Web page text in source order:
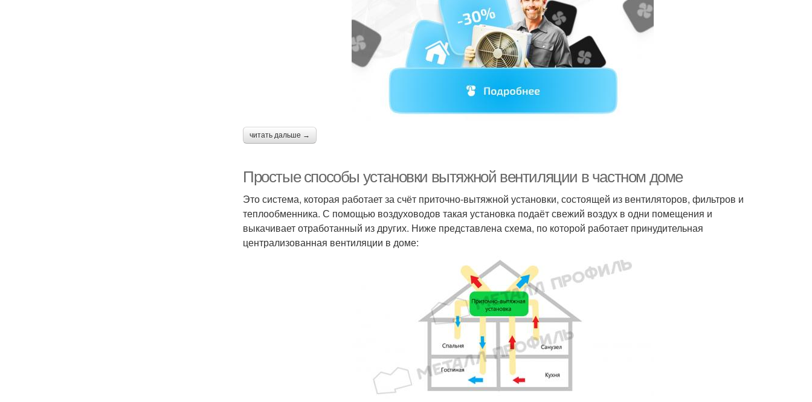
читать дальше →
Простые способы установки вытяжной вентиляции в частном доме
Это система, которая работает за счёт приточно-вытяжной установки, состоящей из вентиляторов, фильтров и
теплообменника. С помощью воздуховодов такая установка подаёт свежий воздух в одни помещения и
выкачивает отработанный из других. Ниже представлена схема, по которой работает принудительная
централизованная вентиляции в доме: